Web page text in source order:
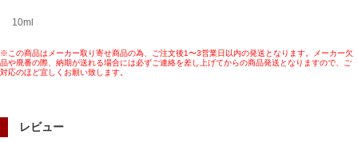
10ml
※この商品はメーカー取り寄せ商品の為、ご注文後1〜3営業日以内の発送となります。メーカー欠
品や廃番の際、納期が送れる場合には必ずご連絡を差し上げてからの商品発送となりますので、ご
対応のほど宜しくお願い致します。
レビュー